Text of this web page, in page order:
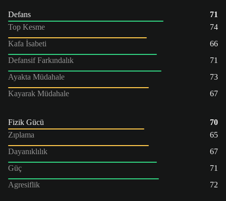
Defans
71
Top Kesme
74
Kafa İsabeti
66
Defansif Farkındalık
71
Ayakta Müdahale
73
Kayarak Müdahale
67
Fizik Gücü
70
Zıplama
65
Dayanıklılık
67
Güç
71
Agresiflik
72